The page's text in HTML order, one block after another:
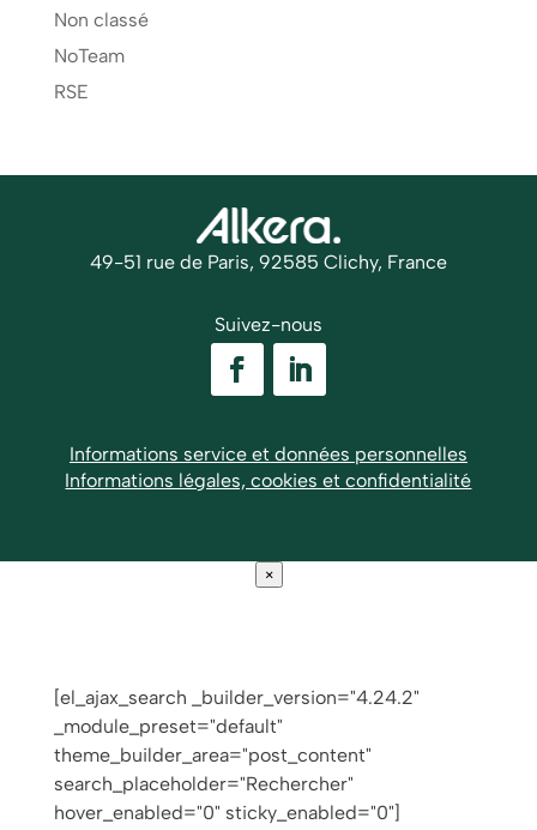
Non classé
NoTeam
RSE
49-51 rue de Paris, 92585 Clichy, France
Suivez-nous
Informations service et données personnelles
Informations légales, cookies et confidentialité
×
[el_ajax_search _builder_version="4.24.2"
_module_preset="default"
theme_builder_area="post_content"
search_placeholder="Rechercher"
hover_enabled="0" sticky_enabled="0"]